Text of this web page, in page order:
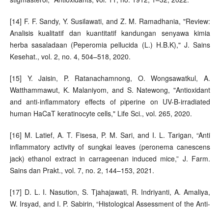
[14] F. F. Sandy, Y. Susilawati, and Z. M. Ramadhania, "Review:
Analisis kualitatif dan kuantitatif kandungan senyawa kimia
herba sasaladaan (Peperomia pellucida (L.) H.B.K)," J. Sains
Kesehat., vol. 2, no. 4, 504–518, 2020.
[15] Y. Jaisin, P. Ratanachamnong, O. Wongsawatkul, A.
Watthammawut, K. Malaniyom, and S. Natewong, "Antioxidant
and anti-inflammatory effects of piperine on UV-B-irradiated
human HaCaT keratinocyte cells," Life Sci., vol. 265, 2020.
[16] M. Latief, A. T. Fisesa, P. M. Sari, and I. L. Tarigan, “Anti
inflammatory activity of sungkai leaves (peronema canescens
jack) ethanol extract in carrageenan induced mice,” J. Farm.
Sains dan Prakt., vol. 7, no. 2, 144–153, 2021.
[17] D. L. I. Nasution, S. Tjahajawati, R. Indriyanti, A. Amaliya,
W. Irsyad, and I. P. Sabirin, “Histological Assessment of the Anti-